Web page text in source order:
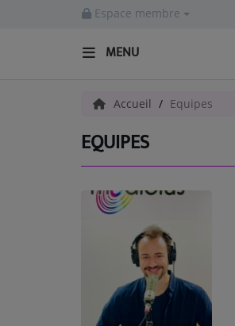
Espace membre
MENU
Accueil Equipes
EQUIPES